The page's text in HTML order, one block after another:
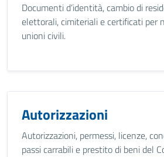
Documenti d’identità, cambio di
elettorali, cimiteriali e certificati per
unioni civili.
Autorizzazioni
Autorizzazioni, permessi, licenze,
passi carrabili e prestito di beni del